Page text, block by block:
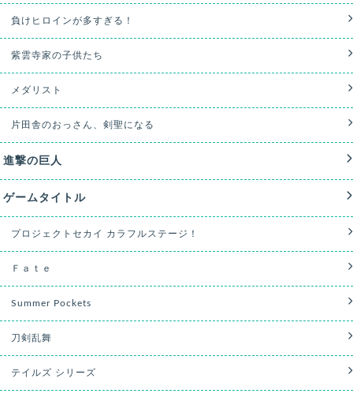
負けヒロインが多すぎる！
紫雲寺家の子供たち
メダリスト
片田舎のおっさん、剣聖になる
進撃の巨人
ゲームタイトル
プロジェクトセカイ カラフルステージ！
Ｆａｔｅ
Summer Pockets
刀剣乱舞
テイルズ シリーズ